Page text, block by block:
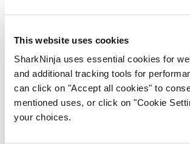
This website uses cookies
SharkNinja uses essential cookies for
and additional tracking tools for
can click on "Accept all cookies" to
mentioned uses, or click on "Cookie
your choices.